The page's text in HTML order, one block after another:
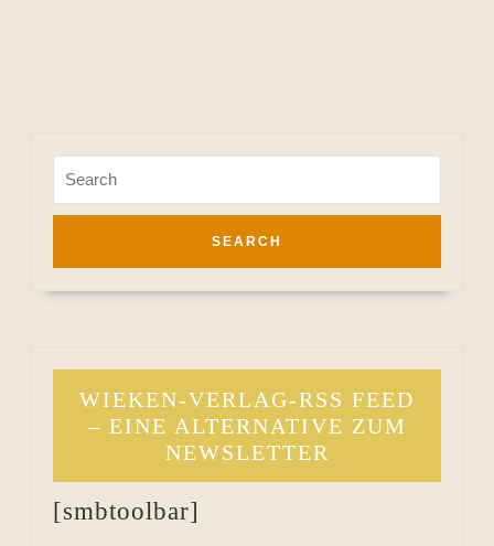
for:
WIEKEN-VERLAG-RSS FEED
– EINE ALTERNATIVE ZUM
NEWSLETTER
[smbtoolbar]